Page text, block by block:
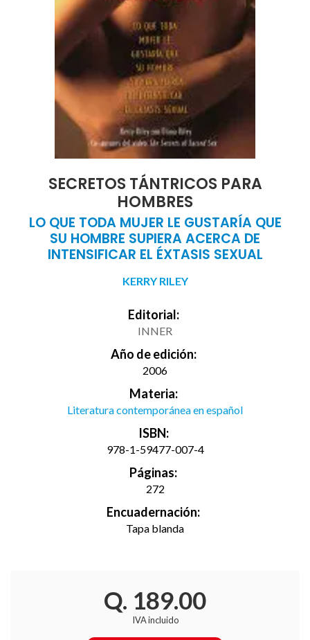
SECRETOS TÁNTRICOS PARA
HOMBRES
LO QUE TODA MUJER LE GUSTARÍA QUE
SU HOMBRE SUPIERA ACERCA DE
INTENSIFICAR EL ÉXTASIS SEXUAL
KERRY RILEY
Editorial:
INNER
Año de edición:
2006
Materia:
Literatura contemporánea en español
ISBN:
978-1-59477-007-4
Páginas:
272
Encuadernación:
Tapa blanda
Q. 189.00
IVA incluido